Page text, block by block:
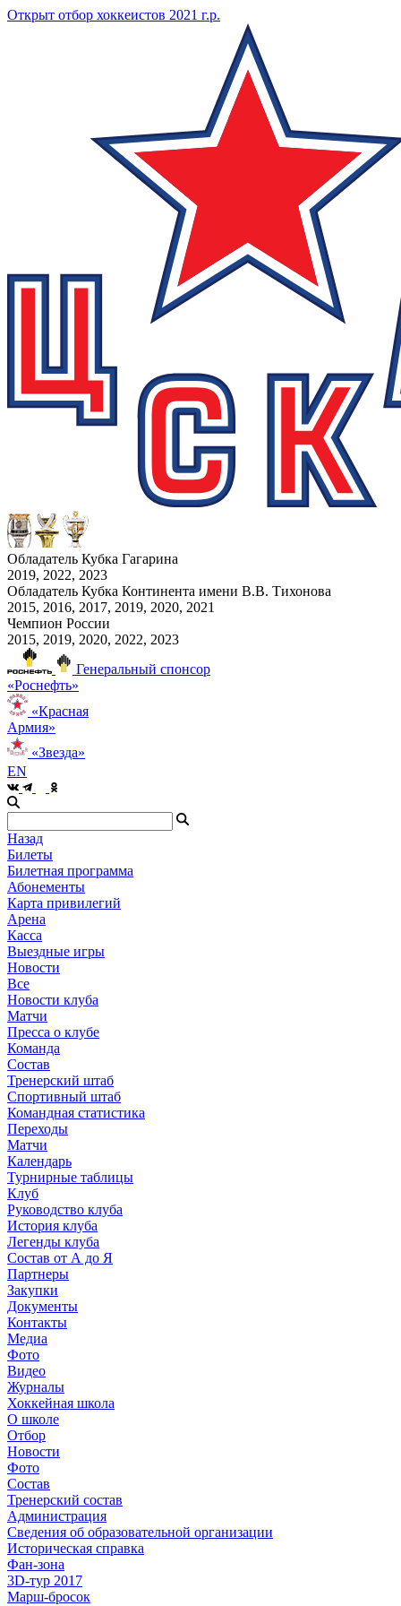
Открыт отбор хоккеистов 2021 г.р.
Обладатель Кубка Гагарина
2019, 2022, 2023
Обладатель Кубка Континента имени В.В. Тихонова
2015, 2016, 2017, 2019, 2020, 2021
Чемпион России
2015, 2019, 2020, 2022, 2023
Генеральный спонсор
«Роснефть»
«Красная
Армия»
«Звезда»
EN
Назад
Билеты
Билетная программа
Абонементы
Карта привилегий
Арена
Касса
Выездные игры
Новости
Все
Новости клуба
Матчи
Пресса о клубе
Команда
Состав
Тренерский штаб
Спортивный штаб
Командная статистика
Переходы
Матчи
Календарь
Турнирные таблицы
Клуб
Руководство клуба
История клуба
Легенды клуба
Состав от А до Я
Партнеры
Закупки
Документы
Контакты
Медиа
Фото
Видео
Журналы
Хоккейная школа
О школе
Отбор
Новости
Фото
Состав
Тренерский состав
Администрация
Сведения об образовательной организации
Историческая справка
Фан-зона
3D-тур 2017
Марш-бросок